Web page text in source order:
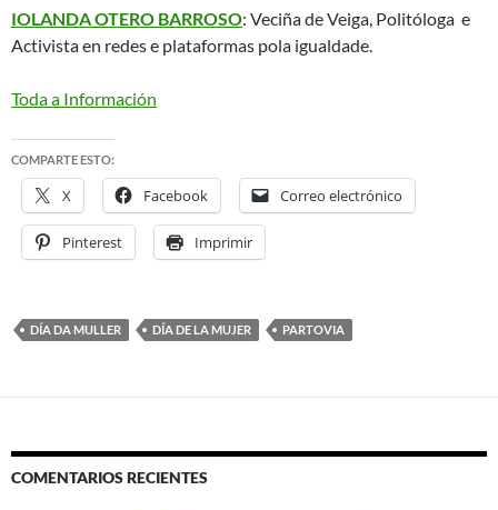
IOLANDA OTERO BARROSO: Veciña de Veiga, Politóloga e
Activista en redes e plataformas pola igualdade.
Toda a Información
COMPARTE ESTO:
X Facebook Correo electrónico
Pinterest Imprimir
DÍA DA MULLER DÍA DE LA MUJER PARTOVIA
COMENTARIOS RECIENTES